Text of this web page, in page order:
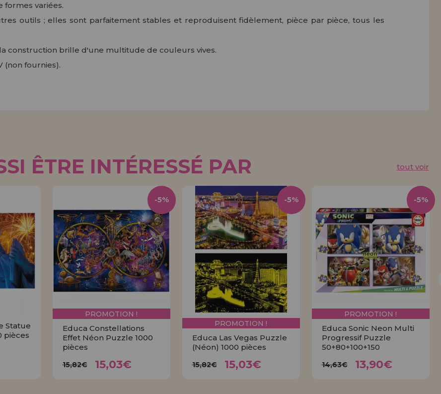
formes variées.
outils ; elles sont parfaitement stables et reproduisent fidèlement, pièce par pièce, tous les
construction brille d'une multitude de couleurs vives.
(non fournies).
ÊTRE INTÉRESSÉ PAR tout voir
Statue
pièces
PROMOTION !
Educa Constellations
Effet Néon Puzzle 1000
pièces
15,82€ 15,03€
-5%
PROMOTION !
Educa Las Vegas Puzzle
(Néon) 1000 pièces
15,82€ 15,03€
-5%
PROMOTION !
Educa Sonic Neon Multi
Progressif Puzzle
50+80+100+150
14,63€ 13,90€
-5%